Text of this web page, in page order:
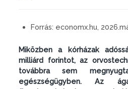
Forrás: economx.hu,
Miközben a kórházak
milliárd forintot, az
továbbra sem
egészségügyben. Az